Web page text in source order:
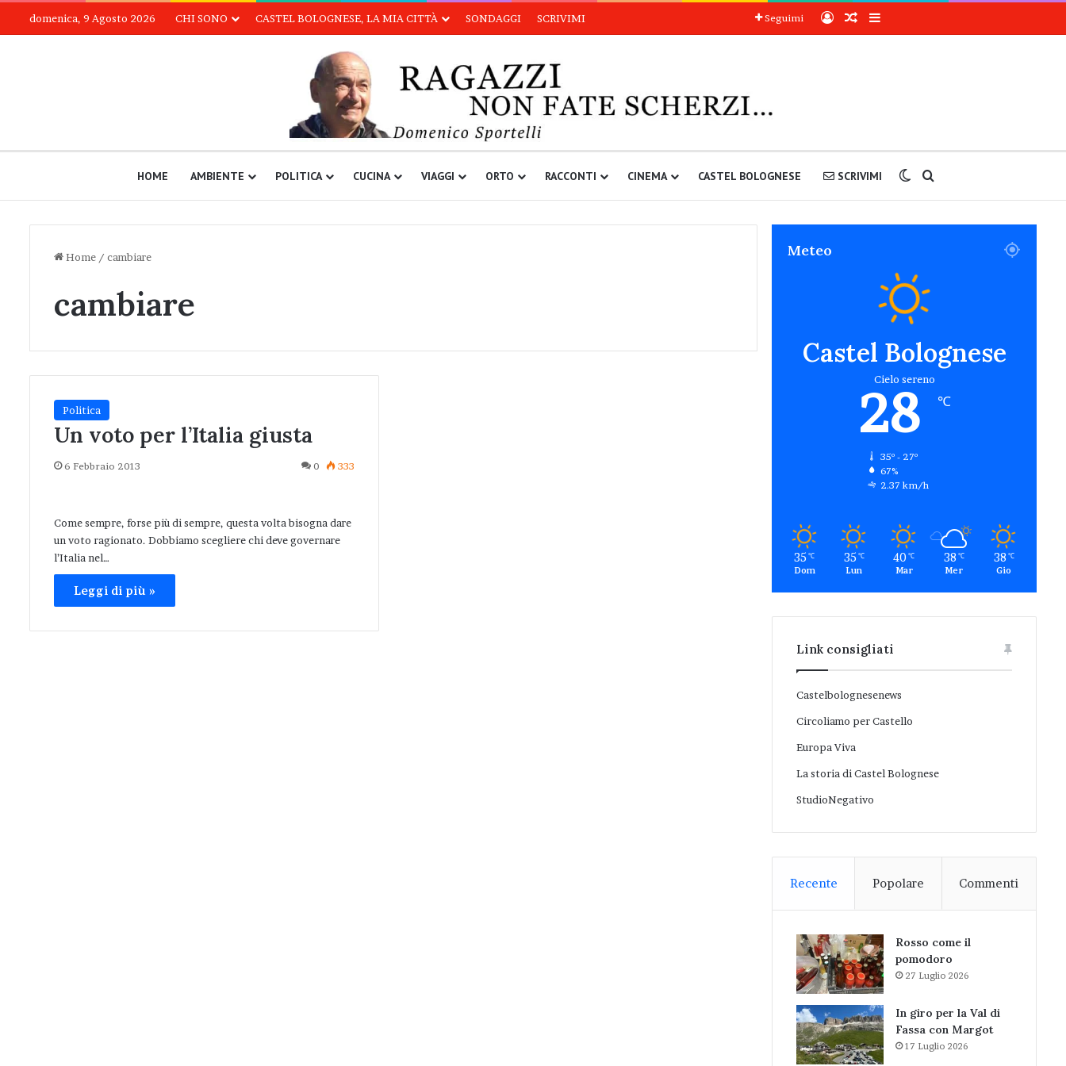
domenica, 9 Agosto 2026 CHI SONO CASTEL BOLOGNESE, LA MIA CITTÀ SONDAGGI SCRIVIMI Seguimi AccediArticoli a sorpresa
Barra laterale
HOME AMBIENTE POLITICA CUCINA VIAGGI ORTO RACCONTI CINEMA CASTEL BOLOGNESE SCRIVIMI Cambia aspetto
Home / cambiare
cambiare
Politica
Un voto per l’Italia giusta
6 Febbraio 2013 0 333
Come sempre, forse più di sempre, questa volta bisogna dare
un voto ragionato. Dobbiamo scegliere chi deve governare
l’Italia nel…
Leggi di più »
Meteo
Castel Bolognese
Cielo sereno
28 ℃
35º - 27º
67%
2.37 km/h
35 ℃
Dom
35 ℃
Lun
40 ℃
Mar
38 ℃
Mer
38 ℃
Gio
Link consigliati
Castelbolognesenews
Circoliamo per Castello
Europa Viva
La storia di Castel Bolognese
StudioNegativo
Recente Popolare Commenti
Rosso come il
pomodoro
27 Luglio 2026
In giro per la Val di
Fassa con Margot
17 Luglio 2026